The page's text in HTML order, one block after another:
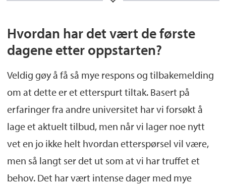
Aktuell med:Karrieresenter for yngre
forskere, UiB Ferdåpnet 15. februar. Og er det
Hvordan har det vært de første
dagene etter oppstarten?
Veldig gøy å få så mye respons og tilbakemelding
om at dette er et etterspurt tiltak. Basert på
erfaringer fra andre universitet har vi forsøkt å
lage et aktuelt tilbud, men når vi lager noe nytt
vet en jo ikke helt hvordan etterspørsel vil være,
men så langt ser det ut som at vi har truffet et
behov. Det har vært intense dager med mye